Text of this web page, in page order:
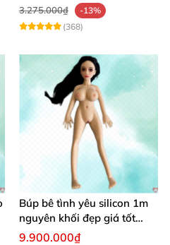
3.275.000₫
-13%
(368)
Búp bê tình yêu silicon 1m
nguyên khối đẹp giá tốt
giao nhanh
9.900.000₫